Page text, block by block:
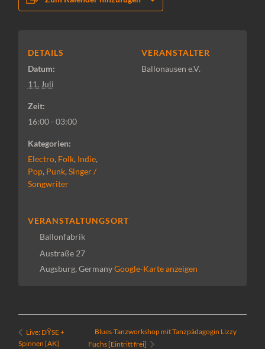
DETAILS
Datum:
11. Juli
Zeit:
16:00 - 03:00
Kategorien:
Electro, Folk, Indie,
Pop, Punk, Singer /
Songwriter
VERANSTALTUNGSORT
Ballonfabrik
Austraße 27
Augsburg, GermanyGoogle-Karte anzeigen
VERANSTALTER
Ballonausen e.V.
Live: DŸSE +
Spinnen [AK]
Blues-Tanzworkshop mit Tanzpädagogin Lizzy
Fuchs [Eintritt frei]